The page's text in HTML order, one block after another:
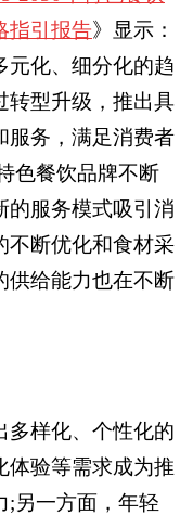
指引报告》显示：
元化、细分化的趋
转型升级，推出具
服务，满足消费者
色餐饮品牌不断
的服务模式吸引消
不断优化和食材采
供给能力也在不断
多样化、个性化的
体验等需求成为推
;另一方面，年轻